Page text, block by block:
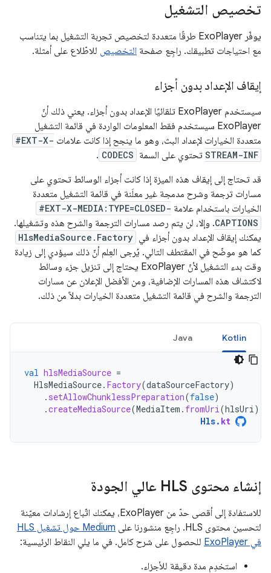
تخصيص التشغيل
يوفّر ExoPlayer طرقًا متعددة لتخصيص تجربة التشغيل بما يتناسب
مع احتياجات تطبيقك. راجِع صفحة التخصيص للاطّلاع على أمثلة.
إيقاف الإعداد بدون أجزاء
سيستخدم ExoPlayer تلقائيًا الإعداد بدون أجزاء. يعني ذلك أنّ
ExoPlayer سيستخدم فقط المعلومات الواردة في قائمة التشغيل
متعددة الخيارات لإعداد البث، وهو ما ينجح إذا كانت علامات #EXT-X-
STREAM-INF تحتوي على السمة CODECS
.
قد تحتاج إلى إيقاف هذه الميزة إذا كانت أجزاء الوسائط تحتوي على
مسارات ترجمة وشرح مدمجة غير معلَنة في قائمة التشغيل متعددة
الخيارات باستخدام علامة #EXT-X-MEDIA:TYPE=CLOSED-
CAPTIONS. وإلا، لن يتم رصد مسارات الترجمة والشرح هذه وتشغيلها.
يمكنك إيقاف الإعداد بدون أجزاء في HlsMediaSource.Factory
كما هو موضّح في المقتطف التالي. يُرجى العِلم أنّ ذلك سيؤدي إلى زيادة
وقت بدء التشغيل لأنّ ExoPlayer يحتاج إلى تنزيل جزء وسائط
لاكتشاف هذه المسارات الإضافية، ومن الأفضل الإعلان عن مسارات
الترجمة والشرح في قائمة التشغيل متعددة الخيارات بدلاً من ذلك.
Kotlin
Java
val hlsMediaSource =
HlsMediaSource. Factory(dataSourceFactory)
. setAllowChunklessPreparation(false)
.createMediaSource(MediaItem . fromUri(hlsUri))
Hls. kt
إنشاء محتوى HLS عالي الجودة
للاستفادة إلى أقصى حدّ من ExoPlayer، يمكنك اتّباع إرشادات معيّنة
لتحسين محتوى HLS. راجِع منشورنا على
Medium حول تشغيل HLS
في ExoPlayer
للحصول على شرح كامل. في ما يلي النقاط الرئيسية:
استخدِم مدة دقيقة للأجزاء.